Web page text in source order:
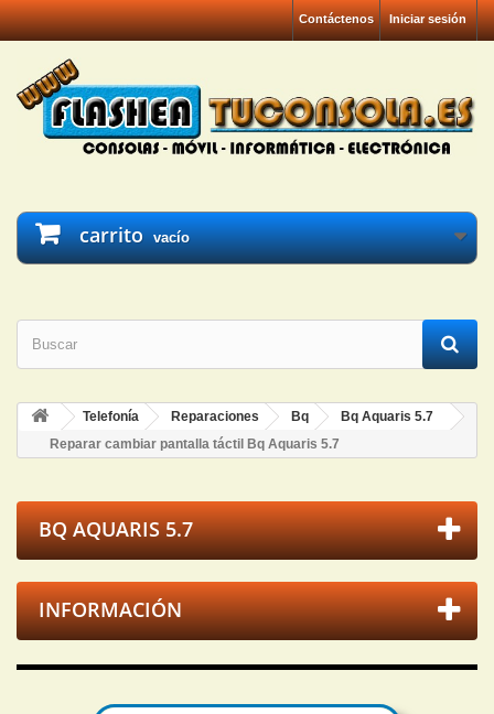
Iniciar sesión
Contáctenos
carrito vacío
Telefonía Reparaciones Bq
Bq Aquaris 5.7
Reparar cambiar pantalla táctil Bq Aquaris 5.7
BQ AQUARIS 5.7
INFORMACIÓN